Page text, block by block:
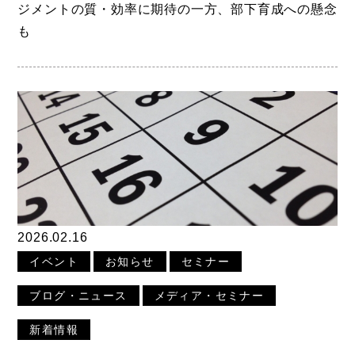
ジメントの質・効率に期待の一方、部下育成への懸念
も
2026.02.16
イベント お知らせ セミナー
ブログ・ニュース メディア・セミナー
新着情報